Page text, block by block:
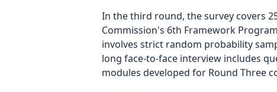
In the third round, the survey covers
Commission's 6th Framework
involves strict random probability
long face-to-face interview includes
modules developed for Round Three